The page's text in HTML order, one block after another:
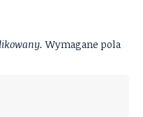
Wymagane pola